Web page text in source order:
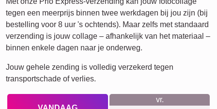
Veel!
Vrienden School
Honden
Definitieposter XXL
Huisdier-